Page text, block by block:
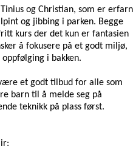
og Christian, som er
og jibbing i parken. Begge
kurs der det kun er fantasien
å fokusere på et godt miljø,
i bakken.
et godt tilbud for alle som
barn til å melde seg på
teknikk på plass først.